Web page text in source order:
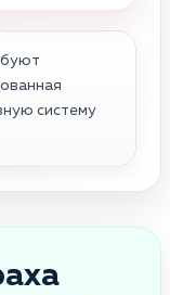
систему